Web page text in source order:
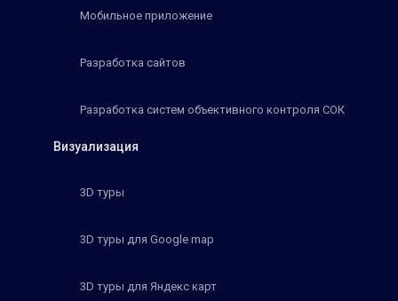
Мобильное приложение
Разработка сайтов
Разработка систем объективного контроля СОК
Визуализация
3D туры
3D туры для Google map
3D туры для Яндекс карт